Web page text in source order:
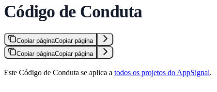
Código de Conduta
Copiar páginaCopiar página
Copiar páginaCopiar página
Este Código de Conduta se aplica a todos os projetos do AppSignal.